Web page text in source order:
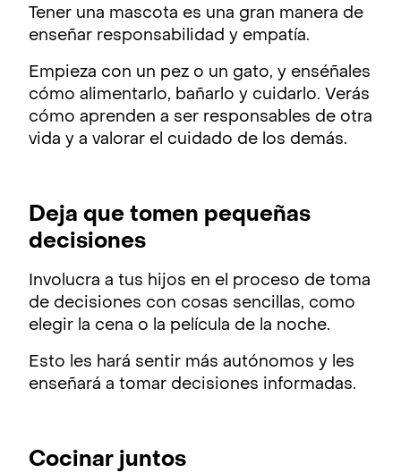
Tener una mascota es una gran manera de
enseñar responsabilidad y empatía.
Empieza con un pez o un gato, y enséñales
cómo alimentarlo, bañarlo y cuidarlo. Verás
cómo aprenden a ser responsables de otra
vida y a valorar el cuidado de los demás.
Deja que tomen pequeñas
decisiones
Involucra a tus hijos en el proceso de toma
de decisiones con cosas sencillas, como
elegir la cena o la película de la noche.
Esto les hará sentir más autónomos y les
enseñará a tomar decisiones informadas.
Cocinar juntos